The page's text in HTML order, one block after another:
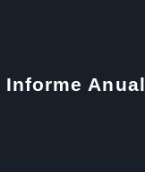
Informe Anual